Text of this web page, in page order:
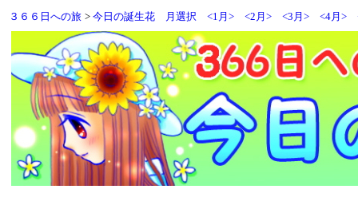
３６６日への旅 > 今日の誕生花 月選択 <1月> <2月> <3月> <4月>